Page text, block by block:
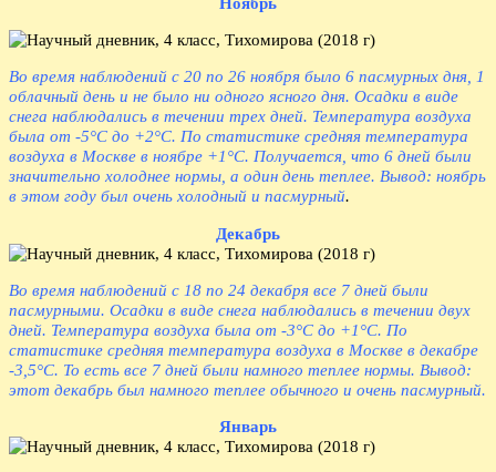
Во время наблюдений с 20 по 26 ноября было 6 пасмурных дня, 1
облачный день и не было ни одного ясного дня. Осадки в виде
снега наблюдались в течении трех дней. Температура воздуха
была от -5°С до +2°С. По статистике средняя температура
воздуха в Москве в ноябре +1°С. Получается, что 6 дней были
значительно холоднее нормы, а один день теплее. Вывод: ноябрь
в этом году был очень холодный и пасмурный.
Декабрь
Во время наблюдений с 18 по 24 декабря все 7 дней были
пасмурными. Осадки в виде снега наблюдались в течении двух
дней. Температура воздуха была от -3°С до +1°С. По
статистике средняя температура воздуха в Москве в декабре
-3,5°С. То есть все 7 дней были намного теплее нормы. Вывод:
этот декабрь был намного теплее обычного и очень пасмурный.
Январь